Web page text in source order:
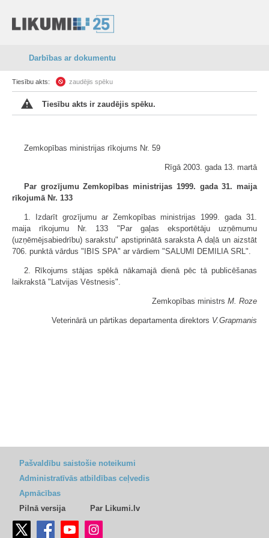
Darbības ar dokumentu
Tiesību akts: zaudējis spēku
Tiesību akts ir zaudējis spēku.
Zemkopības ministrijas rīkojums Nr. 59
Rīgā 2003. gada 13. martā
Par grozījumu Zemkopības ministrijas 1999. gada 31. maija
rīkojumā Nr. 133
1. Izdarīt grozījumu ar Zemkopības ministrijas 1999. gada 31.
maija rīkojumu Nr. 133 "Par gaļas eksportētāju uzņēmumu
(uzņēmējsabiedrību) sarakstu" apstiprinātā saraksta A daļā un aizstāt
706. punktā vārdus "IBIS SPA" ar vārdiem "SALUMI DEMILIA SRL".
2. Rīkojums stājas spēkā nākamajā dienā pēc tā publicēšanas
laikrakstā "Latvijas Vēstnesis".
Zemkopības ministrs M. Roze
Veterinārā un pārtikas departamenta direktors V.Grapmanis
Pašvaldību saistošie noteikumi
Administratīvās atbildības ceļvedis
Apmācības
Pilnā versija
Par Likumi.lv